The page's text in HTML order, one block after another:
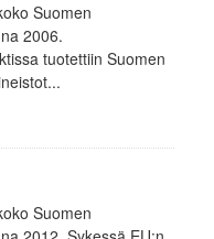
Suomen
2006.
tuotettiin Suomen
Suomen